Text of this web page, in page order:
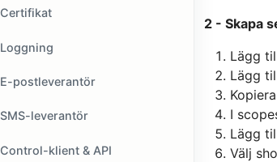
Certifikat
Loggning
E-postleverantör
SMS-leverantör
Control-klient & API
2 - Skapa
Lägg
Lägg
I
Lägg
Välj